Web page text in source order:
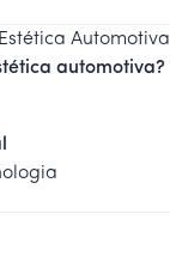
Estética Automotiva
automotiva?